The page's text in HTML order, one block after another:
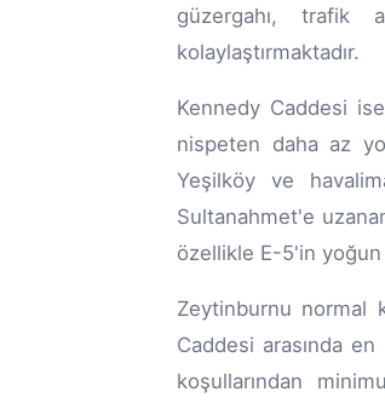
güzergahı, trafik
kolaylaştırmaktadır.
Kennedy Caddesi
nispeten daha az
Yeşilköy ve
Sultanahmet'e
özellikle E-5'in yoğun
Zeytinburnu normal
Caddesi arasında
koşullarından